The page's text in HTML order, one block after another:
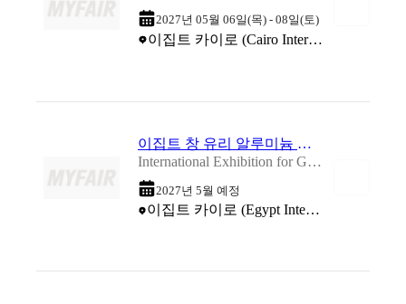
2027년 05월 06일(목) - 08일(토)
이집트 카이로 (Cairo International Conference Center)
이집트 창 유리 알루미늄 박람회 2027
International Exhibition for Glass, Aluminum, Windows, Doors & Facade 2027
2027년 5월 예정
이집트 카이로 (Egypt International Exhibition Center (EIEC))